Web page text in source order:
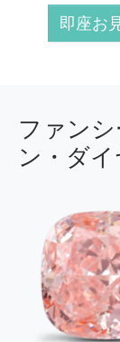
即座お
ファン
ン・ダ